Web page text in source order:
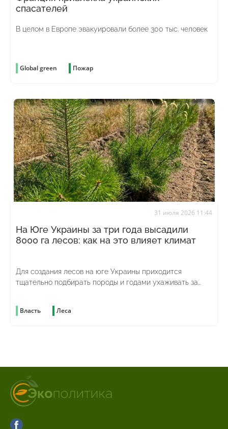
спасателей
В целом в Европе эвакуировали более 300 тыс. человек
Global green Пожар
31 июля 2026 11:44
На Юге Украины за три года высадили
8000 га лесов: как на это влияет климат
Для создания лесов на юге Украины приходится
тщательно подбирать породы и годами ухаживать за
Власть Леса